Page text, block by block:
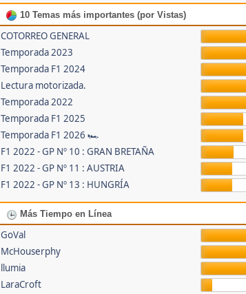
10 Temas más importantes (por Vistas)
COTORREO GENERAL
Temporada 2023
Temporada F1 2024
Lectura motorizada.
Temporada 2022
Temporada F1 2025
Temporada F1 2026 🏎
F1 2022 - GP Nº 10 : GRAN BRETAÑA
F1 2022 - GP Nº 11 : AUSTRIA
F1 2022 - GP Nº 13 : HUNGRÍA
Más Tiempo en Línea
GoVal
McHouserphy
llumia
LaraCroft